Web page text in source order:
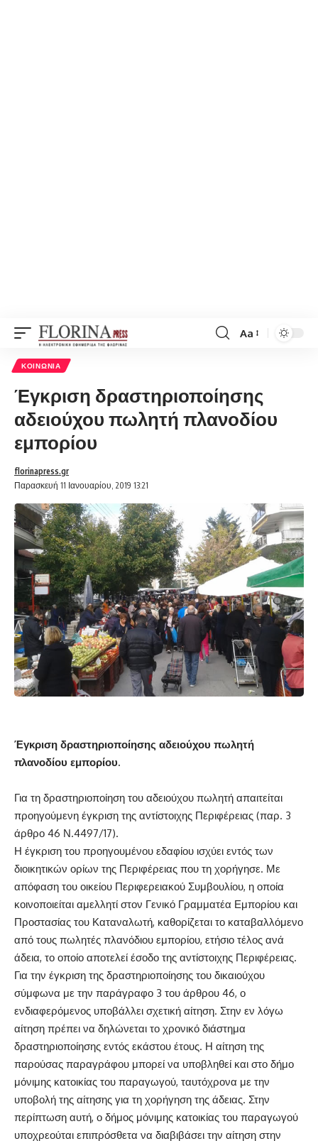
Font
Aa
ΚΟΙΝΩΝΊΑ
Έγκριση δραστηριοποίησης
αδειούχου πωλητή πλανοδίου
εμπορίου
Παρασκευή 11 Ιανουαρίου, 2019 13:21
florinapress.gr
Έγκριση δραστηριοποίησης αδειούχου πωλητή
πλανοδίου εμπορίου.
Για τη δραστηριοποίηση του αδειούχου πωλητή απαιτείται
προηγούμενη έγκριση της αντίστοιχης Περιφέρειας (παρ. 3
άρθρο 46 Ν.4497/17).
Η έγκριση του προηγουμένου εδαφίου ισχύει εντός των
διοικητικών ορίων της Περιφέρειας που τη χορήγησε. Με
απόφαση του οικείου Περιφερειακού Συμβουλίου, η οποία
κοινοποιείται αμελλητί στον Γενικό Γραμματέα Εμπορίου και
Προστασίας του Καταναλωτή, καθορίζεται το καταβαλλόμενο
από τους πωλητές πλανόδιου εμπορίου, ετήσιο τέλος ανά
άδεια, το οποίο αποτελεί έσοδο της αντίστοιχης Περιφέρειας.
Για την έγκριση της δραστηριοποίησης του δικαιούχου
σύμφωνα με την παράγραφο 3 του άρθρου 46, ο
ενδιαφερόμενος υποβάλλει σχετική αίτηση. Στην εν λόγω
αίτηση πρέπει να δηλώνεται το χρονικό διάστημα
δραστηριοποίησης εντός εκάστου έτους. Η αίτηση της
παρούσας παραγράφου μπορεί να υποβληθεί και στο δήμο
μόνιμης κατοικίας του παραγωγού, ταυτόχρονα με την
υποβολή της αίτησης για τη χορήγηση της άδειας. Στην
περίπτωση αυτή, ο δήμος μόνιμης κατοικίας του παραγωγού
υποχρεούται επιπρόσθετα να διαβιβάσει την αίτηση στην